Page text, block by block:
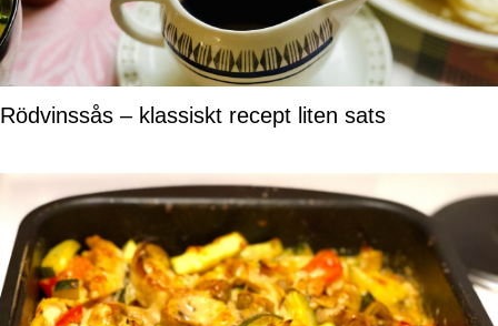
Rödvinssås – klassiskt recept liten sats